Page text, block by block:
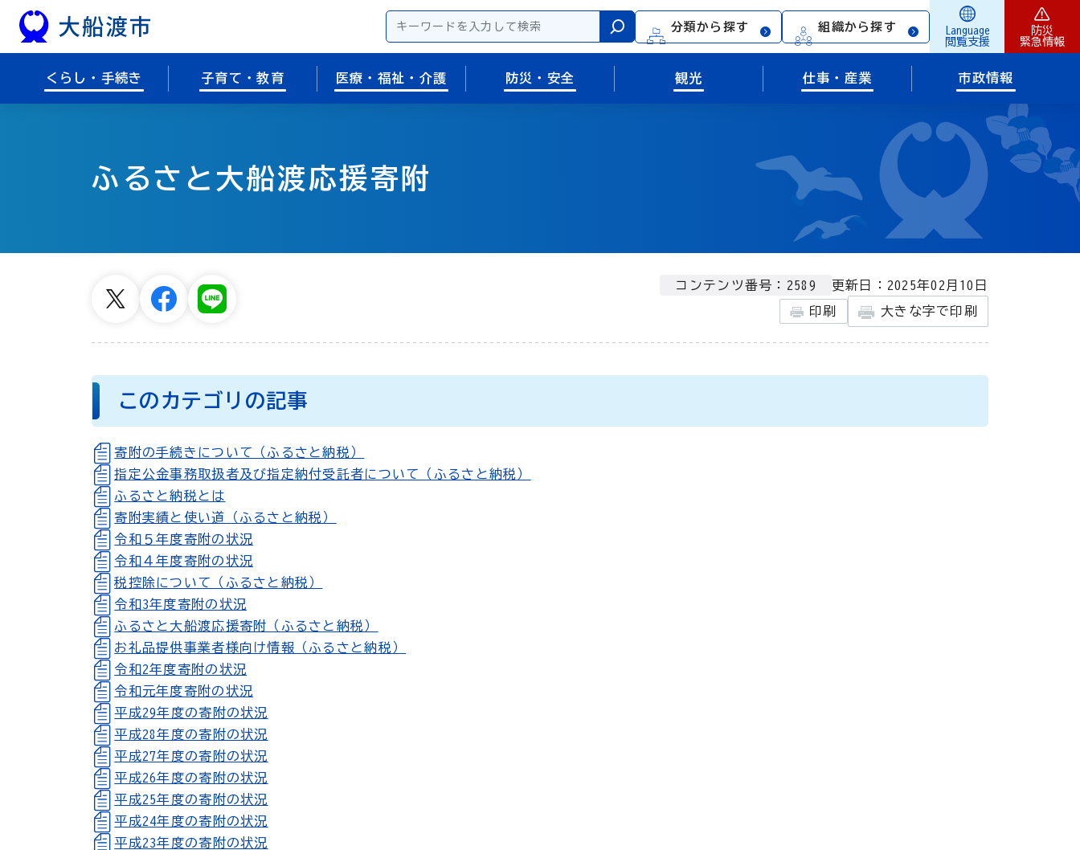
本文へスキップ
検索
分類から探す 組織から探す
Language
閲覧支援
防災
緊急情報
くらし・手続き 子育て・教育 医療・福祉・介護 防災・安全 観光 仕事・産業 市政情報
ふるさと大船渡応援寄附
コンテンツ番号：2589 更新日：2025年02月10日
印刷 大きな字で印刷
このカテゴリの記事
寄附の手続きについて（ふるさと納税）
指定公金事務取扱者及び指定納付受託者について（ふるさと納税）
ふるさと納税とは
寄附実績と使い道（ふるさと納税）
令和５年度寄附の状況
令和４年度寄附の状況
税控除について（ふるさと納税）
令和3年度寄附の状況
ふるさと大船渡応援寄附（ふるさと納税）
お礼品提供事業者様向け情報（ふるさと納税）
令和2年度寄附の状況
令和元年度寄附の状況
平成29年度の寄附の状況
平成28年度の寄附の状況
平成27年度の寄附の状況
平成26年度の寄附の状況
平成25年度の寄附の状況
平成24年度の寄附の状況
平成23年度の寄附の状況